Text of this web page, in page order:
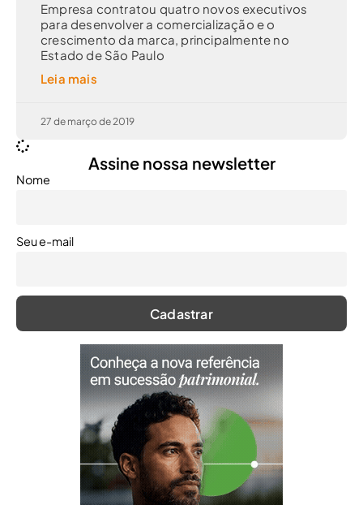
Empresa contratou quatro novos executivos
para desenvolver a comercialização e o
crescimento da marca, principalmente no
Estado de São Paulo
Leia mais
27 de março de 2019
Assine nossa newsletter
Nome
Seu e-mail